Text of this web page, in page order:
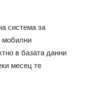
система за
мобилни
в базата данни
месец те